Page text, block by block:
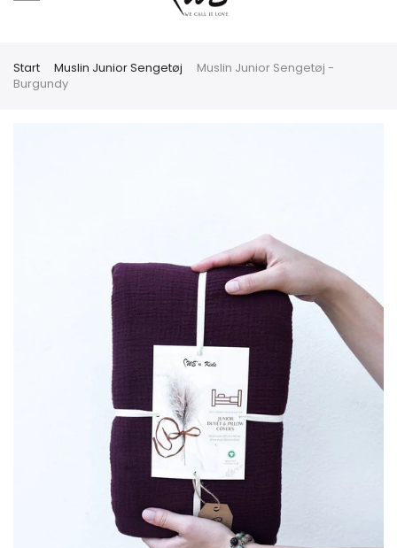
Start Muslin Junior Sengetøj
Muslin Junior Sengetøj -
Burgundy